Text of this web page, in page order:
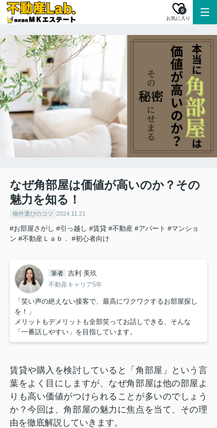
お気に入り
0
なぜ角部屋は価値が高いのか？その
魅力を知る！
物件選びのコツ 2024.11.21
#お部屋さがし #引っ越し #賃貸 #不動産 #アパート #マンショ
ン #不動産Ｌａｂ． #初心者向け
筆者 吉利 美玖
不動産キャリア5年
「笑い声の絶えない接客で、最高にワクワクするお部屋探し
を！」
メリットもデメリットも全部笑ってお話しできる、そんな
「一番話しやすい」を目指しています。
賃貸や購入を検討していると「角部屋」という言
葉をよく目にしますが、なぜ角部屋は他の部屋よ
りも高い価値がつけられることが多いのでしょう
か？今回は、角部屋の魅力に焦点を当て、その理
由を徹底解説していきます。